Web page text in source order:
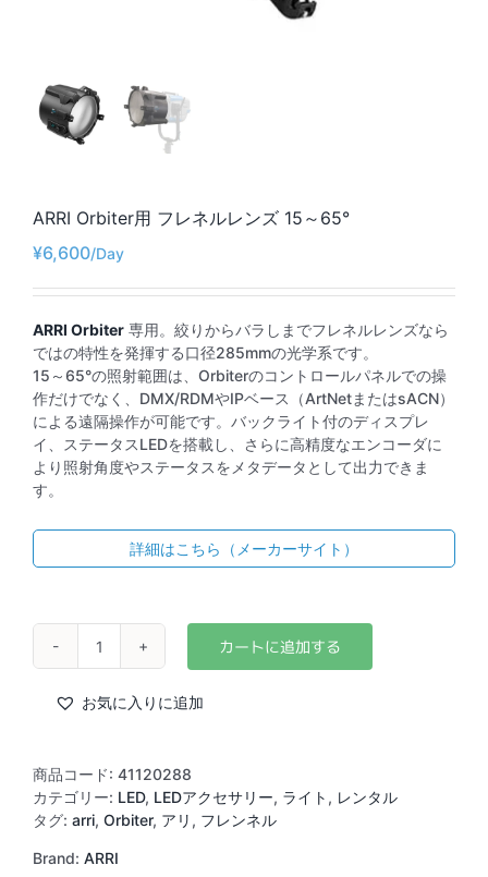
ARRI Orbiter用 フレネルレンズ 15～65°
¥6,600
ARRI Orbiter 専用。絞りからバラしまでフレネルレンズなら
ではの特性を発揮する口径285mmの光学系です。
15～65°の照射範囲は、Orbiterのコントロールパネルでの操
作だけでなく、DMX/RDMやIPベース（ArtNetまたはsACN）
による遠隔操作が可能です。バックライト付のディスプレ
イ、ステータスLEDを搭載し、さらに高精度なエンコーダに
より照射角度やステータスをメタデータとして出力できま
す。
詳細はこちら（メーカーサイト）
ARRI
用
ネ
ル
レ
ズ
お気に入りに追加
商品コード: 41120288
カテゴリー: LED, LEDアクセサリー, ライト , レンタル
タグ: arri, Orbiter, アリ , フレンネル
Brand: ARRI